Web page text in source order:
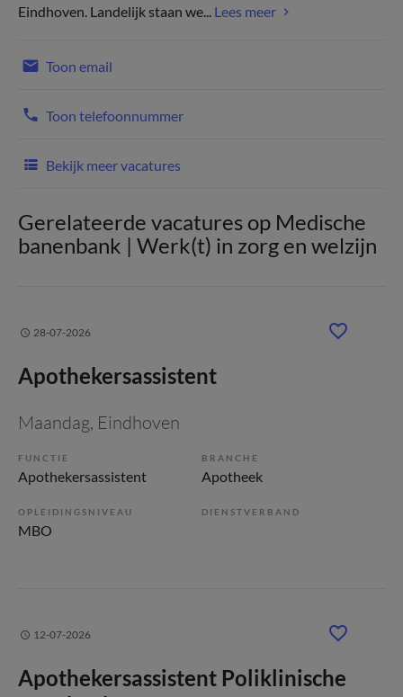
Eindhoven. Landelijk staan we... Lees meer
Toon email
Toon telefoonnummer
Bekijk meer vacatures
Gerelateerde vacatures op Medische
banenbank | Werk(t) in zorg en welzijn
28-07-2026
Apothekersassistent
Maandag, Eindhoven
FUNCTIE
Apothekersassistent
BRANCHE
Apotheek
OPLEIDINGSNIVEAU
MBO
DIENSTVERBAND
12-07-2026
Apothekersassistent Poliklinische